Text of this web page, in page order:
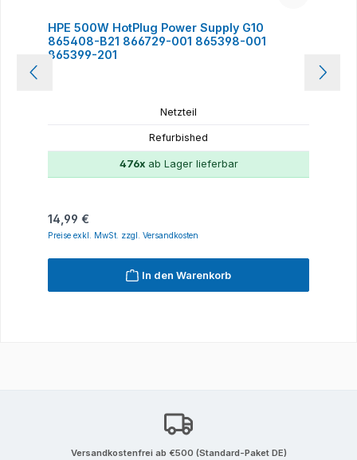
HPE 500W HotPlug Power Supply G10
865408-B21 866729-001 865398-001
865399-201
Netzteil
Refurbished
476xab Lager lieferbar
Regulärer Preis:
14,99 €
Preise exkl. MwSt. zzgl. Versandkosten
In den Warenkorb
Versandkostenfrei ab €500 (Standard-Paket DE)